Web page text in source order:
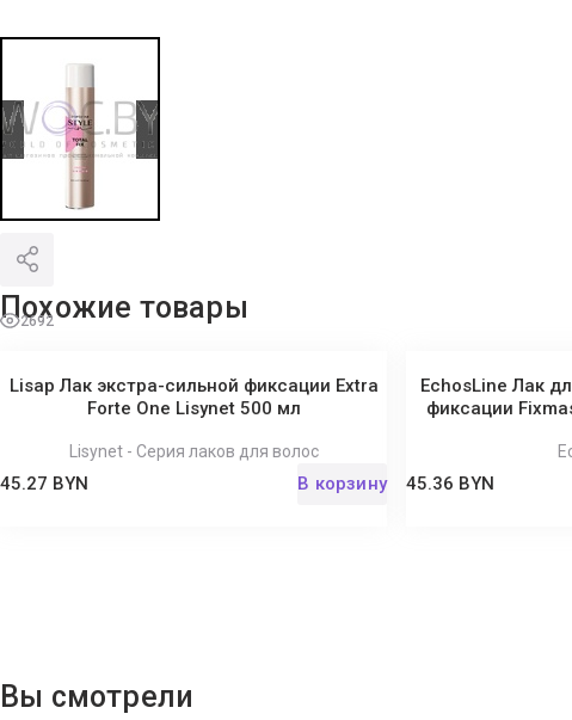
2692
Похожие товары
Lisap Лак экстра-сильной фиксации Extra
Forte One Lisynet 500 мл
Lisynet - Серия лаков для волос
45.27 BYN В корзину
EchosLine Лак
фиксации
45.36 BYN
Вы смотрели